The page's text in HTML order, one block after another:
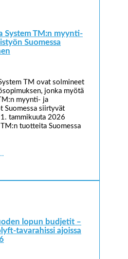
System TM:n myynti-
Suomessa
TM ovat solmineet
jonka myötä
myynti- ja
Suomessa siirtyvät
tammikuuta 2026
tuotteita Suomessa
lopun budjetit –
tavarahissi ajoissa